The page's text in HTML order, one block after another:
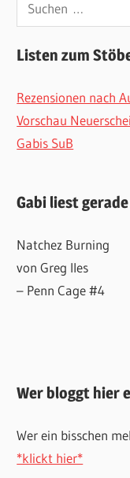
nach:
Listen zum
Rezensionen nach
Vorschau
Gabis SuB
Gabi liest gerade
Natchez Burning
von Greg Iles
– Penn Cage #4
Wer bloggt hier
Wer ein bisschen
*klickt hier*